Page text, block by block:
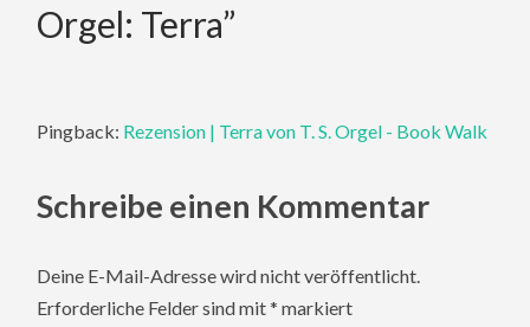
Orgel: Terra”
Pingback: Rezension | Terra von T. S. Orgel - Book Walk
Schreibe einen Kommentar
Deine E-Mail-Adresse wird nicht veröffentlicht.
Erforderliche Felder sind mit* markiert